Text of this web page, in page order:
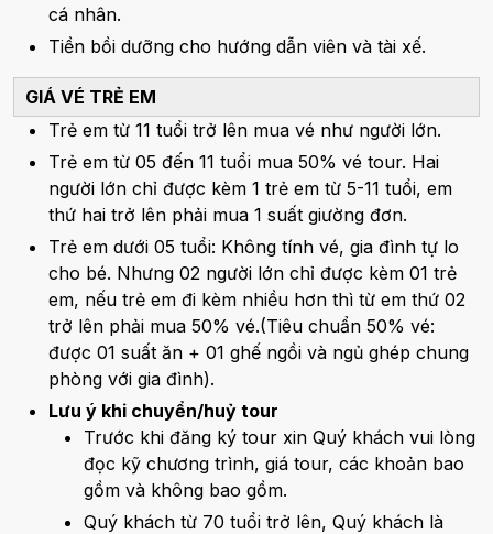
cá nhân.
Tiền bồi dưỡng cho hướng dẫn viên và tài xế.
GIÁ VÉ TRẺ EM
Trẻ em từ 11 tuổi trở lên mua vé như người lớn.
Trẻ em từ 05 đến 11 tuổi mua 50% vé tour. Hai
người lớn chỉ được kèm 1 trẻ em từ 5-11 tuổi, em
thứ hai trở lên phải mua 1 suất giường đơn.
Trẻ em dưới 05 tuổi: Không tính vé, gia đình tự lo
cho bé. Nhưng 02 người lớn chỉ được kèm 01 trẻ
em, nếu trẻ em đi kèm nhiều hơn thì từ em thứ 02
trở lên phải mua 50% vé.(Tiêu chuẩn 50% vé:
được 01 suất ăn + 01 ghế ngồi và ngủ ghép chung
phòng với gia đình).
Lưu ý khi chuyển/huỷ tour
Trước khi đăng ký tour xin Quý khách vui lòng
đọc kỹ chương trình, giá tour, các khoản bao
gồm và không bao gồm.
Quý khách từ 70 tuổi trở lên, Quý khách là